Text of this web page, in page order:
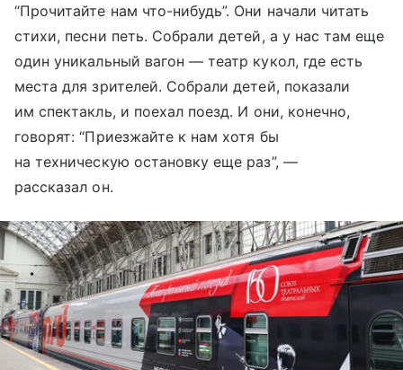
“Прочитайте нам что-нибудь”. Они начали читать
стихи, песни петь. Собрали детей, а у нас там еще
один уникальный вагон — театр кукол, где есть
места для зрителей. Собрали детей, показали
им спектакль, и поехал поезд. И они, конечно,
говорят: “Приезжайте к нам хотя бы
на техническую остановку еще раз”, —
рассказал он.